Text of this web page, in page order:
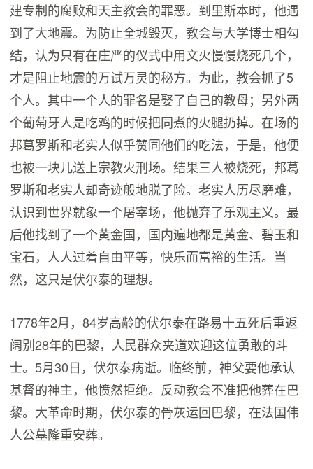
建专制的腐败和天主教会的罪恶。到里斯本时，他遇
到了大地震。为防止全城毁灭，教会与大学博士相勾
结，认为只有在庄严的仪式中用文火慢慢烧死几个，
才是阻止地震的万试万灵的秘方。为此，教会抓了5
个人。其中一个人的罪名是娶了自己的教母；另外两
个葡萄牙人是吃鸡的时候把同煮的火腿扔掉。在场的
邦葛罗斯和老实人似乎赞同他们的吃法，于是，他便
也被一块儿送上宗教火刑场。结果三人被烧死，邦葛
罗斯和老实人却奇迹般地脱了险。老实人历尽磨难，
认识到世界就象一个屠宰场，他抛弃了乐观主义。最
后他找到了一个黄金国，国内遍地都是黄金、碧玉和
宝石，人人过着自由平等，快乐而富裕的生活。当
然，这只是伏尔泰的理想。
1778年2月，84岁高龄的伏尔泰在路易十五死后重返
阔别28年的巴黎，人民群众夹道欢迎这位勇敢的斗
士。5月30日，伏尔泰病逝。临终前，神父要他承认
基督的神主，他愤然拒绝。反动教会不准把他葬在巴
黎。大革命时期，伏尔泰的骨灰运回巴黎，在法国伟
人公墓隆重安葬。